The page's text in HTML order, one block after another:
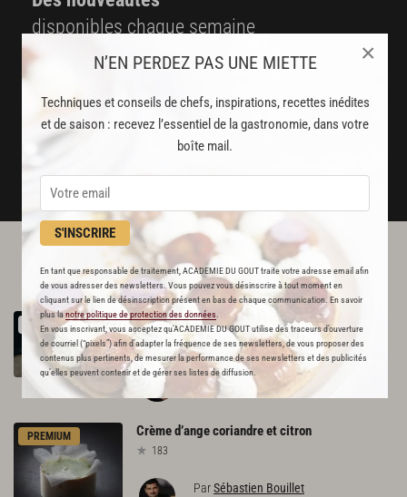
N’EN PERDEZ PAS UNE MIETTE
Techniques et conseils de chefs, inspirations, recettes inédites
et de saison : recevez l’essentiel de la gastronomie, dans votre
boîte mail.
S'INSCRIRE
En tant que responsable de traitement, ACADEMIE DU GOUT traite votre adresse email afin
de vous adresser des newsletters. Vous pouvez vous désinscrire à tout moment en
cliquant sur le lien de désinscription présent en bas de chaque communication. En savoir
plus lanotre politique de protection des données
En vous inscrivant, vous acceptez qu'ACADEMIE DU GOUT utilise des traceurs d’ouverture
de courriel (“pixels”) afin d’adapter la fréquence de ses newsletters, de vous proposer des
contenus plus pertinents, de mesurer la performance de ses newsletters et des publicités
qu’elles peuvent contenir et de gérer ses listes de diffusion.
×
disponibles chaque semaine
Stop pub
un service garanti sans publicité
JE M'ABONNE
DÉJÀ ABONNÉ(E) ? JE ME CONNECTE
L'ACADÉMIE DU GOÛT VOUS
RECOMMANDE
RECETTE OFFERTE ! Geléedepomme
67
ParCédric Grolet
CHEF PÂTISSIER
PREMIUM Crèmed’angecoriandreetcitron
183
ParSébastien Bouillet